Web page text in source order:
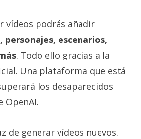
vídeos podrás añadir
escenarios,
. Todo ello gracias a la
Una plataforma que está
los desaparecidos
OpenAI.
de generar vídeos nuevos.